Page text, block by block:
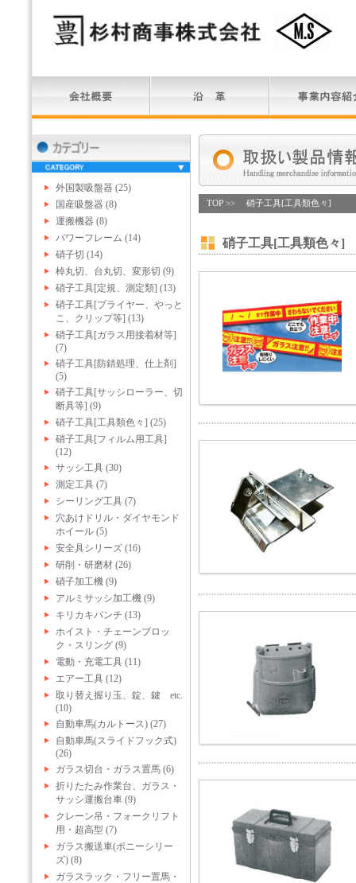
外国製吸盤器 (25)
国産吸盤器 (8)
運搬機器 (8)
パワーフレーム (14)
硝子切 (14)
棹丸切、台丸切、変形切 (9)
硝子工具[定規、測定類] (13)
硝子工具[プライヤー、やっと
こ、クリップ等] (13)
硝子工具[ガラス用接着材等]
(7)
硝子工具[防錆処理、仕上剤]
(5)
硝子工具[サッシローラー、切
断具等] (9)
硝子工具[工具類色々] (25)
硝子工具[フィルム用工具]
(12)
サッシ工具 (30)
測定工具 (7)
シーリング工具 (7)
穴あけドリル・ダイヤモンド
ホイール (5)
安全具シリーズ (16)
研削・研磨材 (26)
硝子加工機 (9)
アルミサッシ加工機 (9)
キリカキパンチ (13)
ホイスト・チェーンブロッ
ク・スリング (9)
電動・充電工具 (11)
エアー工具 (12)
取り替え握り玉、錠、鍵 etc.
(10)
自動車馬(カルトース) (27)
自動車馬(スライドフック式)
(26)
ガラス切台・ガラス置馬 (6)
折りたたみ作業台、ガラス・
サッシ運搬台車 (9)
クレーン吊・フォークリフト
用・超高型 (7)
ガラス搬送車(ポニーシリー
ズ) (8)
ガラスラック・フリー置馬・
TOP >> 硝子工具[工具類色々]
硝子工具[工具類色々]